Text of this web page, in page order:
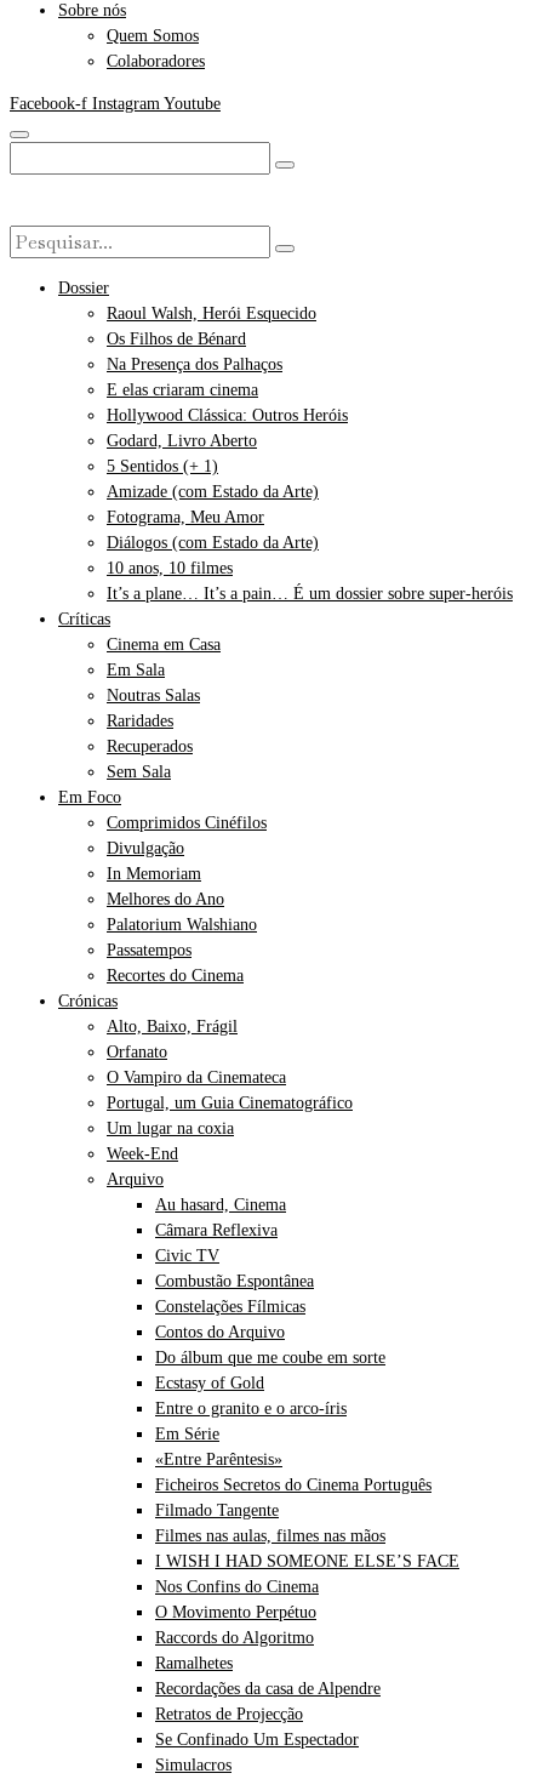
Sobre nós
Quem Somos
Colaboradores
Facebook-f Instagram Youtube
Dossier
Raoul Walsh, Herói Esquecido
Os Filhos de Bénard
Na Presença dos Palhaços
E elas criaram cinema
Hollywood Clássica: Outros Heróis
Godard, Livro Aberto
5 Sentidos (+ 1)
Amizade (com Estado da Arte)
Fotograma, Meu Amor
Diálogos (com Estado da Arte)
10 anos, 10 filmes
It’s a plane… It’s a pain… É um dossier sobre super-heróis
Críticas
Cinema em Casa
Em Sala
Noutras Salas
Raridades
Recuperados
Sem Sala
Em Foco
Comprimidos Cinéfilos
Divulgação
In Memoriam
Melhores do Ano
Palatorium Walshiano
Passatempos
Recortes do Cinema
Crónicas
Alto, Baixo, Frágil
Orfanato
O Vampiro da Cinemateca
Portugal, um Guia Cinematográfico
Um lugar na coxia
Week-End
Arquivo
Au hasard, Cinema
Câmara Reflexiva
Civic TV
Combustão Espontânea
Constelações Fílmicas
Contos do Arquivo
Do álbum que me coube em sorte
Ecstasy of Gold
Entre o granito e o arco-íris
Em Série
«Entre Parêntesis»
Ficheiros Secretos do Cinema Português
Filmado Tangente
Filmes nas aulas, filmes nas mãos
I WISH I HAD SOMEONE ELSE’S FACE
Nos Confins do Cinema
O Movimento Perpétuo
Raccords do Algoritmo
Ramalhetes
Recordações da casa de Alpendre
Retratos de Projecção
Se Confinado Um Espectador
Simulacros